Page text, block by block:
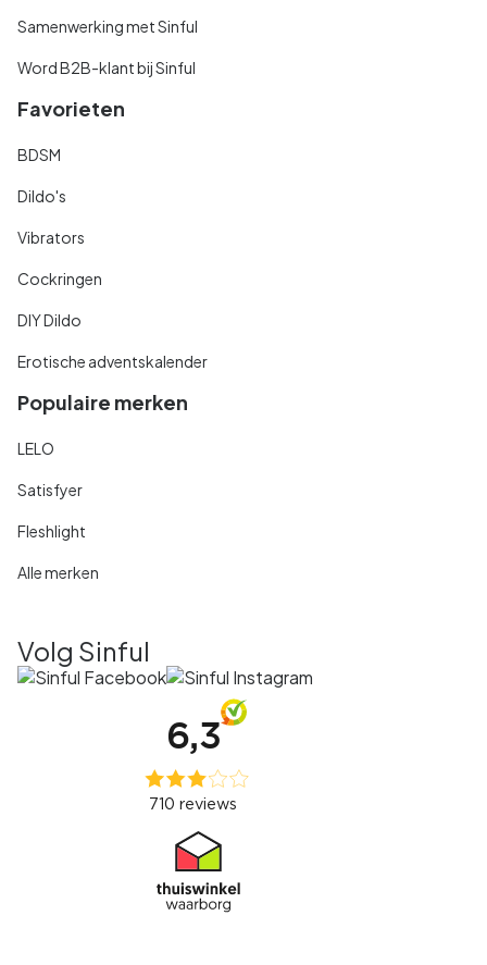
Samenwerking met Sinful
Word B2B-klant bij Sinful
Favorieten
BDSM
Dildo's
Vibrators
Cockringen
DIY Dildo
Erotische adventskalender
Populaire merken
LELO
Satisfyer
Fleshlight
Alle merken
Volg Sinful